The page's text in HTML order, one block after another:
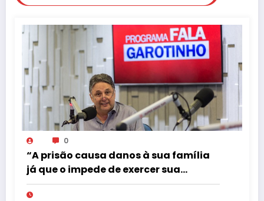
0
“A prisão causa danos à sua família
já que o impede de exercer sua
profissão de radialista”, frase de
Carlos Azeredo, advogado do ex-